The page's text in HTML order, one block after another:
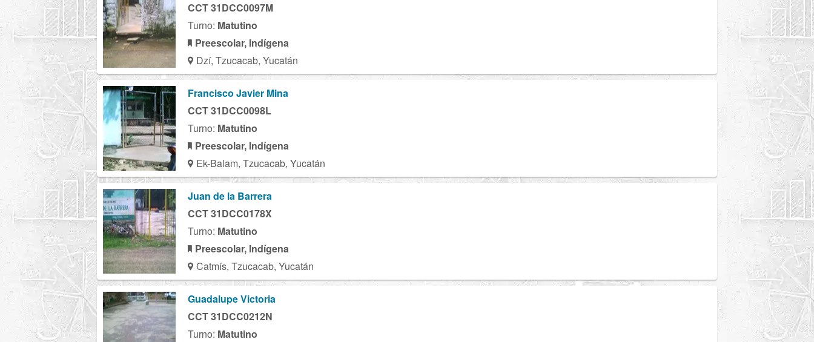
CCT 31DCC0097M
Turno: Matutino
Preescolar, Indígena
Dzí, Tzucacab, Yucatán
Francisco Javier Mina
CCT 31DCC0098L
Turno: Matutino
Preescolar, Indígena
Ek-Balam, Tzucacab, Yucatán
Juan de la Barrera
CCT 31DCC0178X
Turno: Matutino
Preescolar, Indígena
Catmís, Tzucacab, Yucatán
Guadalupe Victoria
CCT 31DCC0212N
Turno: Matutino